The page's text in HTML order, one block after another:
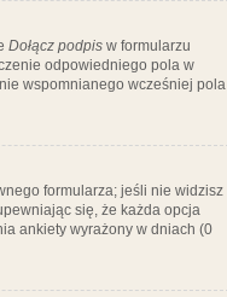
Dołącz podpis w formularzu
odpowiedniego pola w
wspomnianego wcześniej pola
formularza; jeśli nie widzisz
się, że każda opcja
ankiety wyrażony w dniach (0